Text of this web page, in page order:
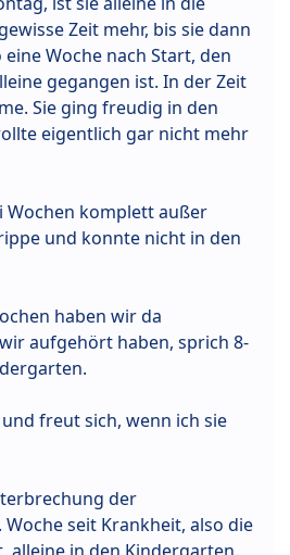
Zeit mehr, bis sie dann
Woche nach Start, den
gegangen ist. In der Zeit
Sie ging freudig in den
eigentlich gar nicht mehr
Wochen komplett außer
und konnte nicht in den
haben wir da
aufgehört haben, sprich 8-
freut sich, wenn ich sie
der
Woche seit Krankheit, also die